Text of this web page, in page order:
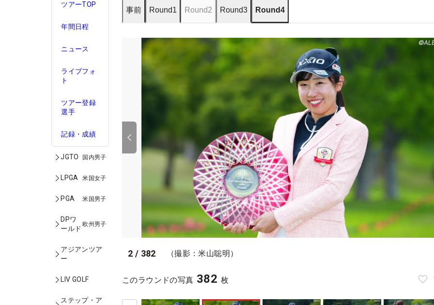
ツアーTOP
年間日程
ニュース
ライブフォ
ト
ツアー登録
選手
記録・成績
JGTO 国内男子
LPGA 米国女子
PGA 米国男子
DPワ
ールド
欧州男子
アジアンツア
ー
LIV GOLF
ステップ・ア
事前 Round1 Round2 Round3 Round4
2 / 382 （撮影：米山聡明）
このラウンドの写真 382 枚